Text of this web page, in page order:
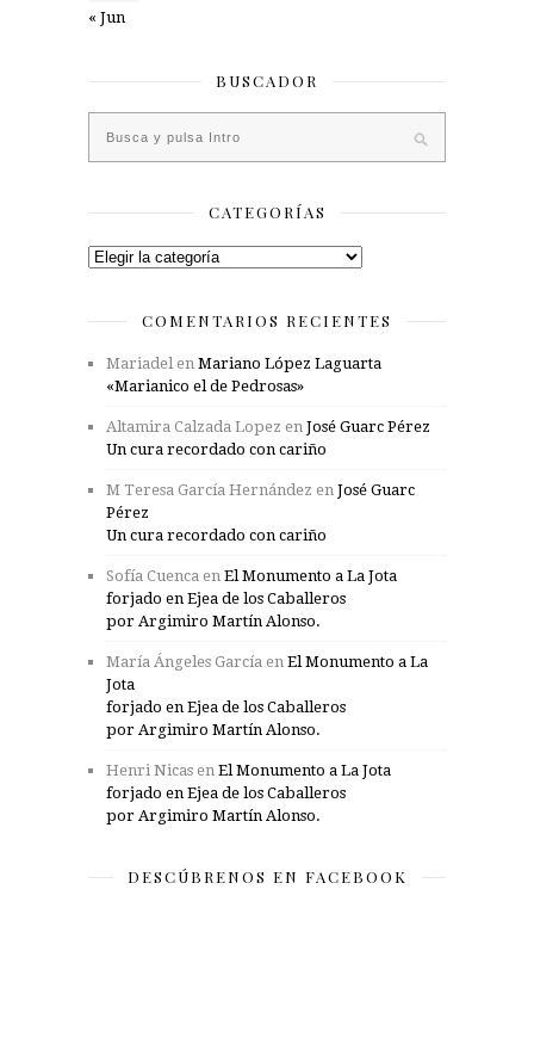
« Jun
BUSCADOR
CATEGORÍAS
Categorías
COMENTARIOS RECIENTES
Mariadelen Mariano López Laguarta
«Marianico el de Pedrosas»
Altamira Calzada Lopez en José Guarc Pérez
Un cura recordado con cariño
M Teresa García Hernández en José Guarc
Pérez
Un cura recordado con cariño
Sofía Cuenca en El Monumento a La Jota
forjado en Ejea de los Caballeros
por Argimiro Martín Alonso.
María Ángeles García en El Monumento a La
Jota
forjado en Ejea de los Caballeros
por Argimiro Martín Alonso.
Henri Nicas en El Monumento a La Jota
forjado en Ejea de los Caballeros
por Argimiro Martín Alonso.
DESCÚBRENOS EN FACEBOOK